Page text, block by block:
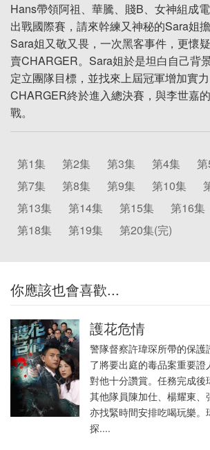
Hans帶領阿祖、華騰、賤B、女神組成
出戰國際賽，請來幹練又神秘的Sara姐
Sara姐又敬又畏，一次黑客事件，更懷
賣CHARGER。Sara姐於是坦白自己背
定立團隊目標，並找來上屆冠軍增加實
CHARGER終於進入總決賽，與李世嘉
戰。
第1集 第2集 第3集 第4集
第7集
第8集 第9集 第10集
第13集
第14集 第15集 第16集
第18集
第19集 第20集(完)
你應該也會喜歡...
護花危情
警隊督察許瑋琛所帶的保護
了將要出庭的毒品案重要
對他十分讚賞。任務完成後
其他隊員陳加仕、楊耀東、
亦找緊時間安排吃喝玩樂。
探....